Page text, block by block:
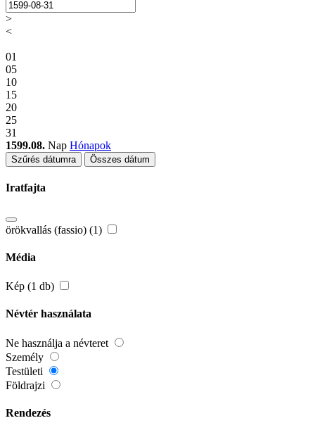
>
<
01
05
10
15
20
25
31
1599.08. Nap Hónapok
Szűrés dátumra Összes dátum
Iratfajta
örökvallás (fassio) (1)
Média
Kép (1 db)
Névtér használata
Ne használja a névteret
Személy
Testületi
Földrajzi
Rendezés